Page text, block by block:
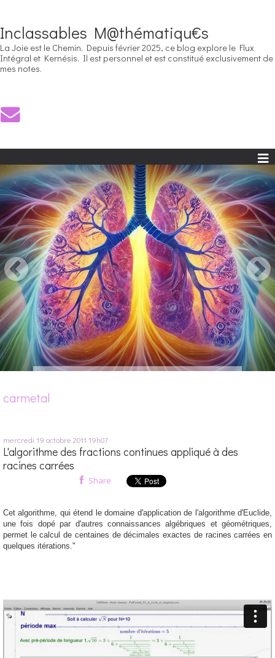
Inclassables M@thématiqu€s
La Joie est le Chemin. Depuis février 2025, ce blog explore le Flux
Intégral et Kernésis. Il est personnel et est constitué exclusivement de
mes notes.
carmetal
mercredi 19 octobre 2011 19h07
L'algorithme des fractions continues appliqué à des
racines carrées
Share
Cet algorithme, qui étend le domaine d'application de l'algorithme d'Euclide,
une fois dopé par d'autres connaissances algébriques et géométriques,
permet le calcul de centaines de décimales exactes de racines carrées en
quelques itérations."